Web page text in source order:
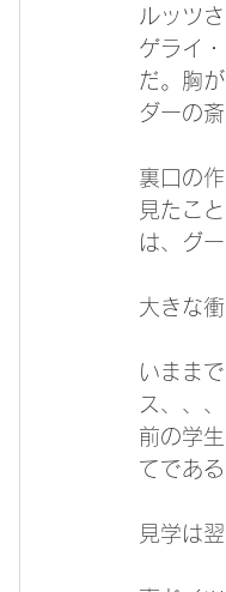
ルッツ
ゲライ
だ。胸
ダーの
裏口の
見たこ
は、グ
大きな
いまま
ス、、
前の学
てである
見学は